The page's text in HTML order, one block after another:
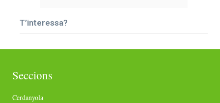
T’interessa?
Seccions
Cerdanyola